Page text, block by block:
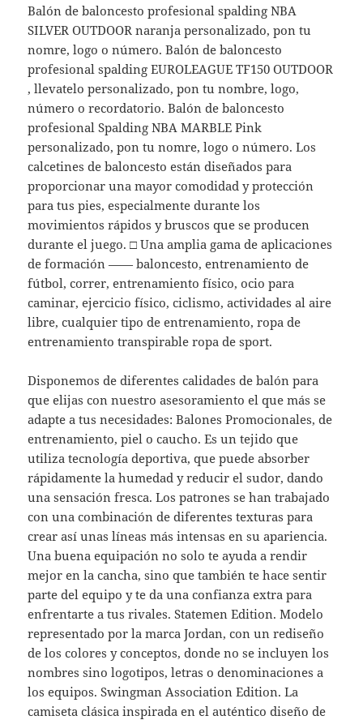
Balón de baloncesto profesional spalding NBA
SILVER OUTDOOR naranja personalizado, pon tu
nomre, logo o número. Balón de baloncesto
profesional spalding EUROLEAGUE TF150 OUTDOOR
, llevatelo personalizado, pon tu nombre, logo,
número o recordatorio. Balón de baloncesto
profesional Spalding NBA MARBLE Pink
personalizado, pon tu nomre, logo o número. Los
calcetines de baloncesto están diseñados para
proporcionar una mayor comodidad y protección
para tus pies, especialmente durante los
movimientos rápidos y bruscos que se producen
durante el juego. □ Una amplia gama de aplicaciones
de formación —— baloncesto, entrenamiento de
fútbol, correr, entrenamiento físico, ocio para
caminar, ejercicio físico, ciclismo, actividades al aire
libre, cualquier tipo de entrenamiento, ropa de
entrenamiento transpirable ropa de sport.
Disponemos de diferentes calidades de balón para
que elijas con nuestro asesoramiento el que más se
adapte a tus necesidades: Balones Promocionales, de
entrenamiento, piel o caucho. Es un tejido que
utiliza tecnología deportiva, que puede absorber
rápidamente la humedad y reducir el sudor, dando
una sensación fresca. Los patrones se han trabajado
con una combinación de diferentes texturas para
crear así unas líneas más intensas en su apariencia.
Una buena equipación no solo te ayuda a rendir
mejor en la cancha, sino que también te hace sentir
parte del equipo y te da una confianza extra para
enfrentarte a tus rivales. Statemen Edition. Modelo
representado por la marca Jordan, con un rediseño
de los colores y conceptos, donde no se incluyen los
nombres sino logotipos, letras o denominaciones a
los equipos. Swingman Association Edition. La
camiseta clásica inspirada en el auténtico diseño de